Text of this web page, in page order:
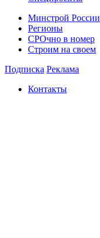
Минстрой России
Регионы
СРОчно в номер
Строим на своем
Подписка Реклама
Контакты